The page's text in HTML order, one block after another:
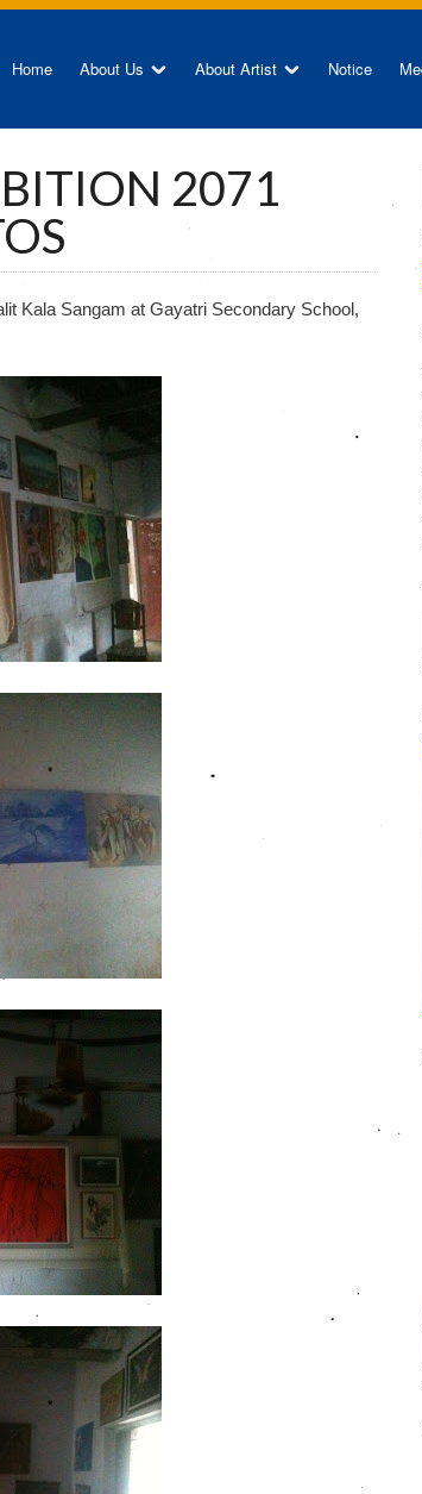
Home About Us About Artist Notice
2071
Kala Sangam at Gayatri Secondary School,
प्रतिभाको खोजि २, २०८२ को सुचना कला लेखनका लागि